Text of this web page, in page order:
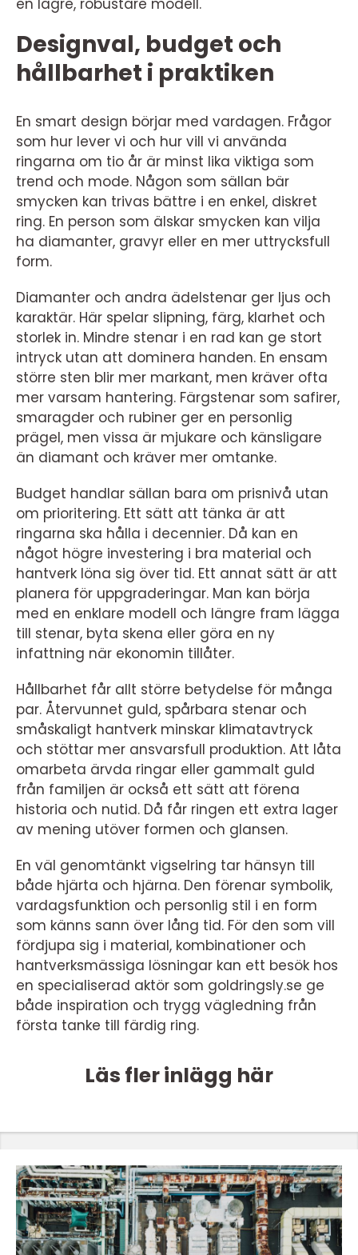
en lägre, robustare modell.
Designval, budget och
hållbarhet i praktiken
En smart design börjar med vardagen. Frågor
som hur lever vi och hur vill vi använda
ringarna om tio år är minst lika viktiga som
trend och mode. Någon som sällan bär
smycken kan trivas bättre i en enkel, diskret
ring. En person som älskar smycken kan vilja
ha diamanter, gravyr eller en mer uttrycksfull
form.
Diamanter och andra ädelstenar ger ljus och
karaktär. Här spelar slipning, färg, klarhet och
storlek in. Mindre stenar i en rad kan ge stort
intryck utan att dominera handen. En ensam
större sten blir mer markant, men kräver ofta
mer varsam hantering. Färgstenar som safirer,
smaragder och rubiner ger en personlig
prägel, men vissa är mjukare och känsligare
än diamant och kräver mer omtanke.
Budget handlar sällan bara om prisnivå utan
om prioritering. Ett sätt att tänka är att
ringarna ska hålla i decennier. Då kan en
något högre investering i bra material och
hantverk löna sig över tid. Ett annat sätt är att
planera för uppgraderingar. Man kan börja
med en enklare modell och längre fram lägga
till stenar, byta skena eller göra en ny
infattning när ekonomin tillåter.
Hållbarhet får allt större betydelse för många
par. Återvunnet guld, spårbara stenar och
småskaligt hantverk minskar klimatavtryck
och stöttar mer ansvarsfull produktion. Att låta
omarbeta ärvda ringar eller gammalt guld
från familjen är också ett sätt att förena
historia och nutid. Då får ringen ett extra lager
av mening utöver formen och glansen.
En väl genomtänkt vigselring tar hänsyn till
både hjärta och hjärna. Den förenar symbolik,
vardagsfunktion och personlig stil i en form
som känns sann över lång tid. För den som vill
fördjupa sig i material, kombinationer och
hantverksmässiga lösningar kan ett besök hos
en specialiserad aktör som goldringsly.se ge
både inspiration och trygg vägledning från
första tanke till färdig ring.
Läs fler inlägg här